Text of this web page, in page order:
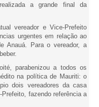
a grande final da
vereador e Vice-Prefeito
urgentes em relação ao
Anauá. Para o vereador, a
parabenizou a todos os
na política de Mauriti: o
dois vereadores da casa
fazendo referência a